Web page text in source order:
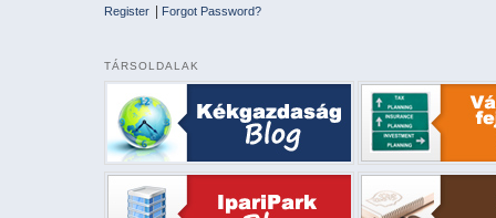
Register Forgot Password?
TÁRSOLDALAK